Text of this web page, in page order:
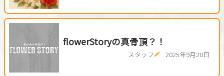
flowerStoryの真骨頂？！
スタッフ 2025年9月20日